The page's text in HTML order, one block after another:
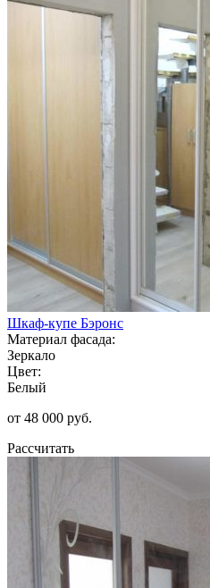
Шкаф-купе Бэронс
Материал фасада:
Зеркало
Цвет:
Белый
от 48 000 руб.
Рассчитать